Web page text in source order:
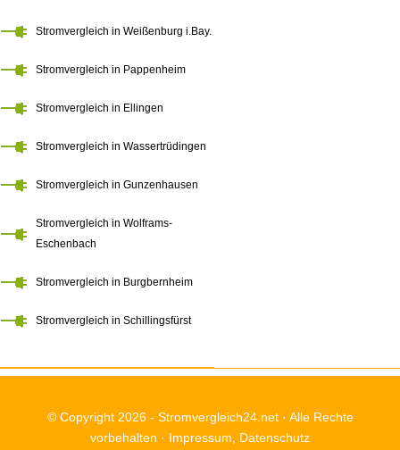
Stromvergleich in Weißenburg i.Bay.
Stromvergleich in Pappenheim
Stromvergleich in Ellingen
Stromvergleich in Wassertrüdingen
Stromvergleich in Gunzenhausen
Stromvergleich in Wolframs-
Eschenbach
Stromvergleich in Burgbernheim
Stromvergleich in Schillingsfürst
© Copyright 2026 - Stromvergleich24.net· Alle Rechte
vorbehalten · Impressum Datenschutz